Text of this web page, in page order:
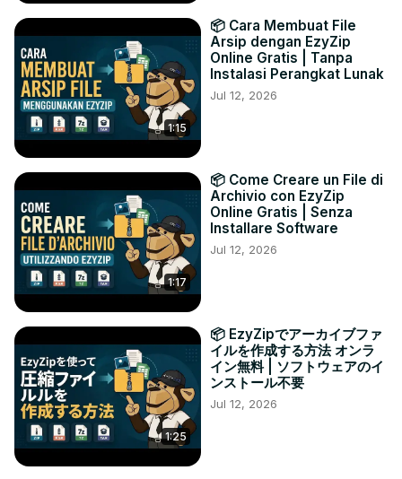
1:15
📦 Cara Membuat File
Arsip dengan EzyZip
Online Gratis | Tanpa
Instalasi Perangkat Lunak
Jul 12, 2026
1:17
📦 Come Creare un File di
Archivio con EzyZip
Online Gratis | Senza
Installare Software
Jul 12, 2026
1:25
📦 EzyZipでアーカイブファ
イルを作成する方法 オンラ
イン無料 | ソフトウェアのイ
ンストール不要
Jul 12, 2026